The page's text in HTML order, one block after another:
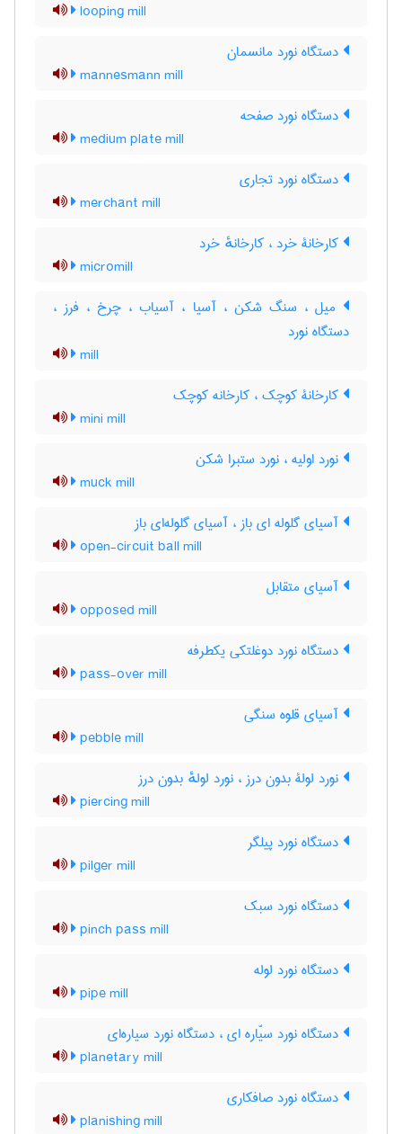
looping mill
دستگاه نورد مانسمان
mannesmann mill
دستگاه نورد صفحه
medium plate mill
دستگاه نورد تجاری
merchant mill
کارخانۀ خرد ، کارخانهٔ خرد
micromill
میل ، سنگ شکن ، آسیا ، آسیاب ، چرخ ، فرز ،
دستگاه نورد
mill
کارخانۀ کوچک ، کارخانه کوچک
mini mill
نورد اولیه ، نورد ستبرا شکن
muck mill
آسیای گلوله ای باز ، آسیای گلوله‌ای باز
open-circuit ball mill
آسیای متقابل
opposed mill
دستگاه نورد دوغلتکی یکطرفه
pass-over mill
آسیای قلوه سنگی
pebble mill
نورد لولۀ بدون درز ، نورد لولهٔ بدون درز
piercing mill
دستگاه نورد پیلگر
pilger mill
دستگاه نورد سبک
pinch pass mill
دستگاه نورد لوله
pipe mill
دستگاه نورد سیّاره ای ، دستگاه نورد سیاره‌ای
planetary mill
دستگاه نورد صافکاری
planishing mill